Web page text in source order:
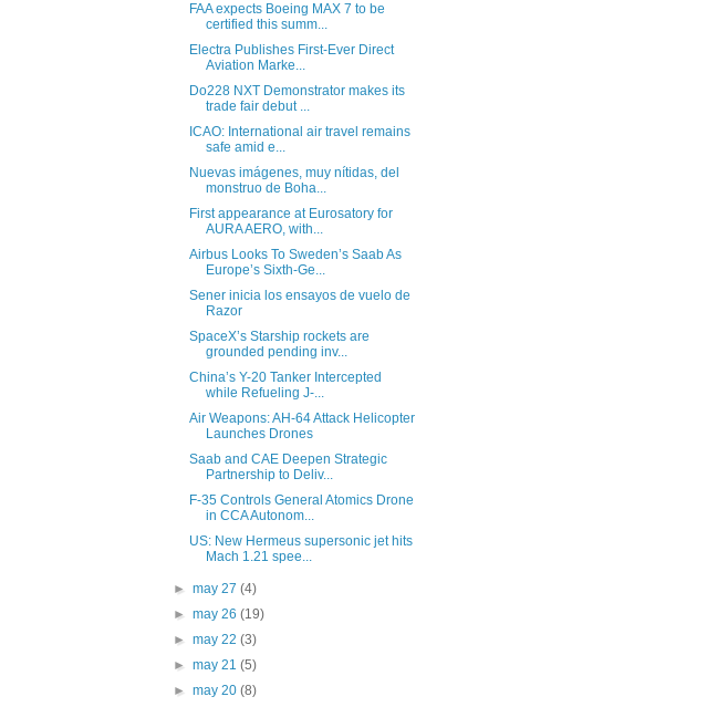
FAA expects Boeing MAX 7 to be
certified this summ...
Electra Publishes First-Ever Direct
Aviation Marke...
Do228 NXT Demonstrator makes its
trade fair debut ...
ICAO: International air travel remains
safe amid e...
Nuevas imágenes, muy nítidas, del
monstruo de Boha...
First appearance at Eurosatory for
AURA AERO, with...
Airbus Looks To Sweden’s Saab As
Europe’s Sixth-Ge...
Sener inicia los ensayos de vuelo de
Razor
SpaceX’s Starship rockets are
grounded pending inv...
China’s Y-20 Tanker Intercepted
while Refueling J-...
Air Weapons: AH-64 Attack Helicopter
Launches Drones
Saab and CAE Deepen Strategic
Partnership to Deliv...
F-35 Controls General Atomics Drone
in CCA Autonom...
US: New Hermeus supersonic jet hits
Mach 1.21 spee...
► may 27 (4)
► may 26 (19)
► may 22 (3)
► may 21 (5)
► may 20 (8)